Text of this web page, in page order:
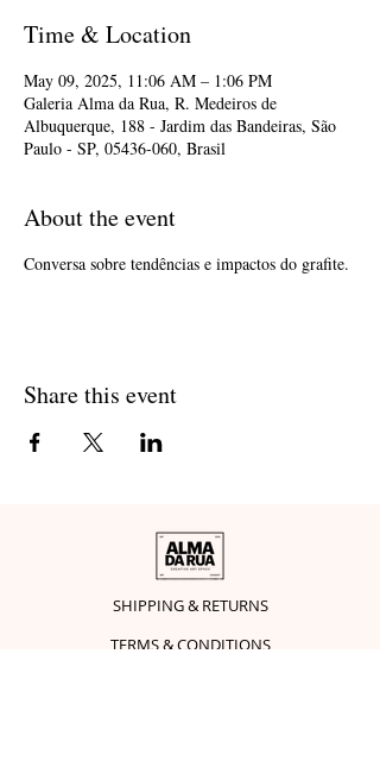
Time & Location
May 09, 2025, 11:06 AM – 1:06 PM
Galeria Alma da Rua, R. Medeiros de
Albuquerque, 188 - Jardim das Bandeiras, São
Paulo - SP, 05436-060, Brasil
About the event
Conversa sobre tendências e impactos do grafite.
Share this event
SHIPPING & RETURNS
TERMS & CONDITIONS